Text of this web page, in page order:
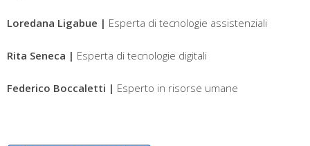
Loredana Ligabue | Esperta di tecnologie assistenziali
Rita Seneca | Esperta di tecnologie digitali
Federico Boccaletti | Esperto in risorse umane